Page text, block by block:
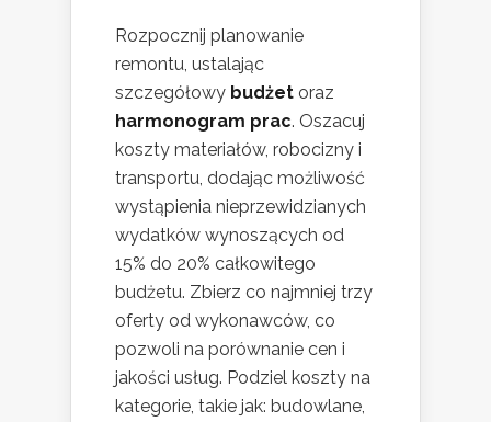
Rozpocznij planowanie
remontu, ustalając
szczegółowy budżet oraz
harmonogram prac. Oszacuj
koszty materiałów, robocizny i
transportu, dodając możliwość
wystąpienia nieprzewidzianych
wydatków wynoszących od
15% do 20% całkowitego
budżetu. Zbierz co najmniej trzy
oferty od wykonawców, co
pozwoli na porównanie cen i
jakości usług. Podziel koszty na
kategorie, takie jak: budowlane,